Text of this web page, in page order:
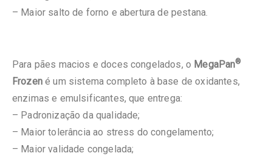
– Maior salto de forno e abertura de pestana.
Para pães macios e doces congelados, o MegaPan®
Frozené um sistema completo à base de oxidantes,
enzimas e emulsificantes, que entrega:
– Padronização da qualidade;
– Maior tolerância ao stress do congelamento;
– Maior validade congelada;